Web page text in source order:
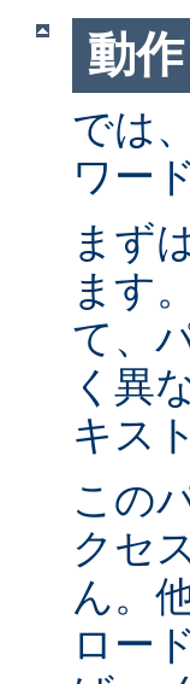
動
では
ワー
まず
ます
て、
く異
キス
この
クセ
ん。
ロー